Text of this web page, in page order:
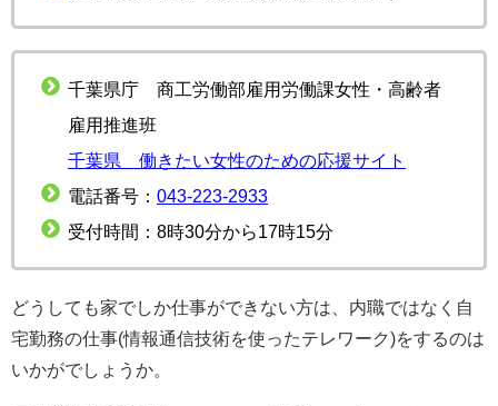
千葉県庁 商工労働部雇用労働課女性・高齢者
雇用推進班
千葉県 働きたい女性のための応援サイト
電話番号： 043-223-2933
受付時間：8時30分から17時15分
どうしても家でしか仕事ができない方は、内職ではなく自
宅勤務の仕事(情報通信技術を使ったテレワーク)をするのは
いかがでしょうか。